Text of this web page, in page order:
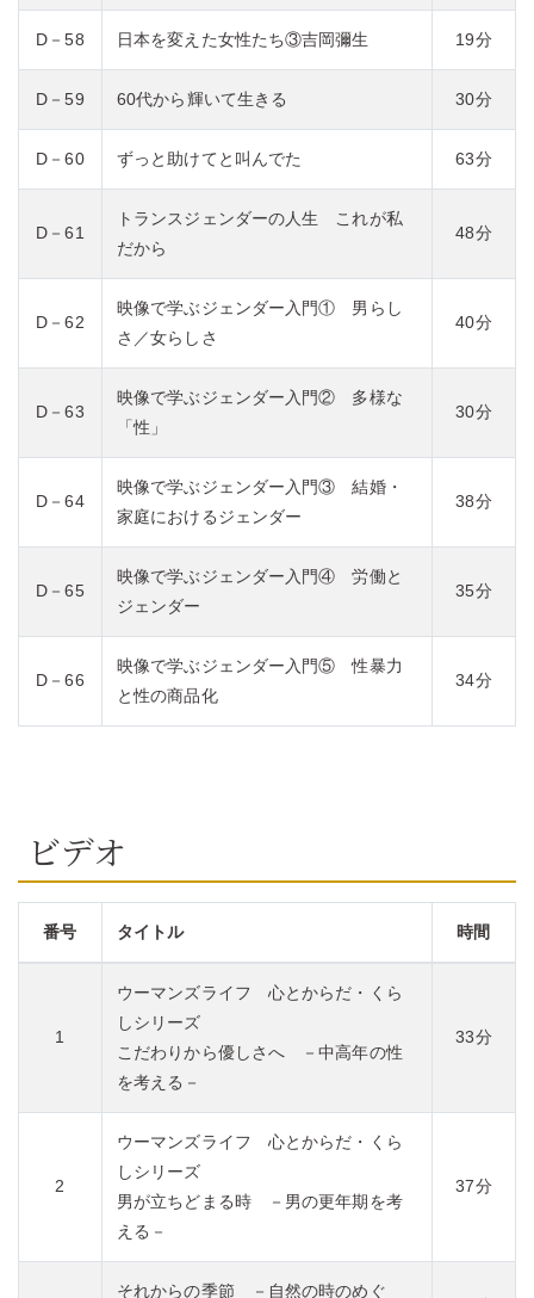
D－58 日本を変えた女性たち③吉岡彌生 19分
D－59 60代から輝いて生きる 30分
D－60 ずっと助けてと叫んでた 63分
D－61
トランスジェンダーの人生 これが私
だから
48分
D－62
映像で学ぶジェンダー入門① 男らし
さ／女らしさ
40分
D－63
映像で学ぶジェンダー入門② 多様な
「性」
30分
D－64
映像で学ぶジェンダー入門③ 結婚・
家庭におけるジェンダー
38分
D－65
映像で学ぶジェンダー入門④ 労働と
ジェンダー
35分
D－66
映像で学ぶジェンダー入門⑤ 性暴力
と性の商品化
34分
ビデオ
番号 タイトル 時間
1
ウーマンズライフ 心とからだ・くら
しシリーズ
こだわりから優しさへ －中高年の性
を考える－
33分
2
ウーマンズライフ 心とからだ・くら
しシリーズ
男が立ちどまる時 －男の更年期を考
える－
37分
それからの季節 －自然の時のめぐ